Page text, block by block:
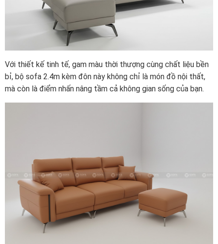
Với thiết kế tinh tế, gam màu thời thượng cùng chất liệu bền
bỉ, bộ sofa 2.4m kèm đôn này không chỉ là món đồ nội thất,
mà còn là điểm nhấn nâng tầm cả không gian sống của bạn.